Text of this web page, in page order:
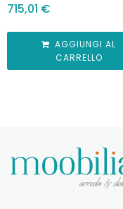
715,01 €
AGGIUNGI AL
CARRELLO